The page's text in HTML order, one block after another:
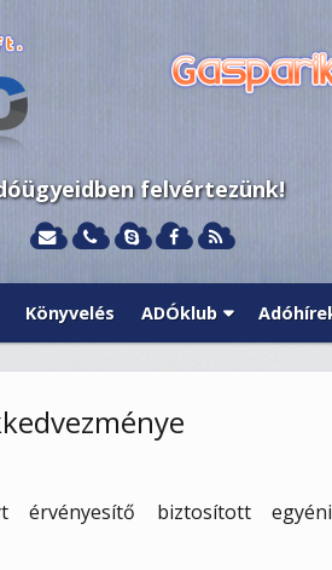
felvértezünk!
Könyvelés ADÓklub
érvényesítő biztosított